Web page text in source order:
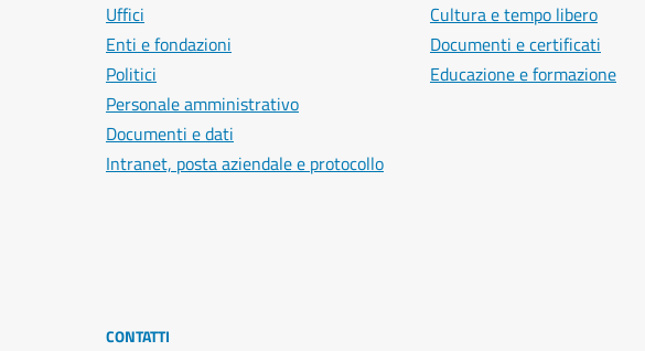
Uffici
Enti e fondazioni
Politici
Personale amministrativo
Documenti e dati
Intranet, posta aziendale e protocollo
Cultura e tempo libero
Documenti e certificati
Educazione e formazione
CONTATTI